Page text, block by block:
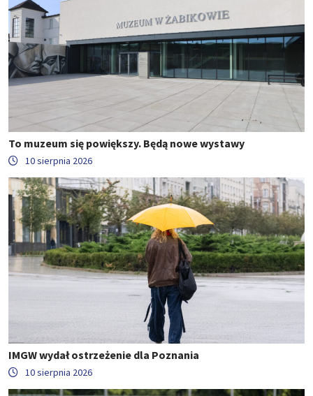
To muzeum się powiększy. Będą nowe wystawy
10 sierpnia 2026
IMGW wydał ostrzeżenie dla Poznania
10 sierpnia 2026